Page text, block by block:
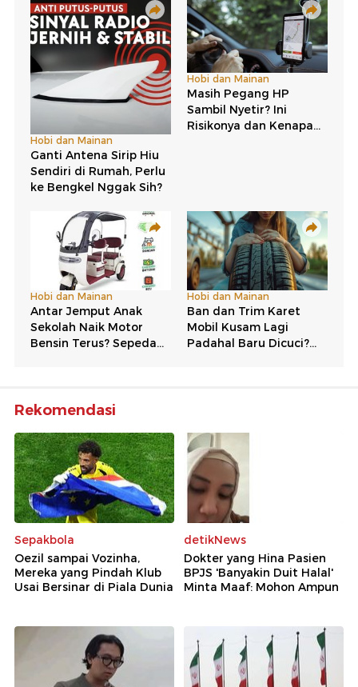
Rekomendasi
Sepakbola
Oezil sampai Vozinha,
Mereka yang Pindah Klub
Usai Bersinar di Piala Dunia
detikNews
Dokter yang Hina Pasien
BPJS 'Banyakin Duit Halal'
Minta Maaf: Mohon Ampun